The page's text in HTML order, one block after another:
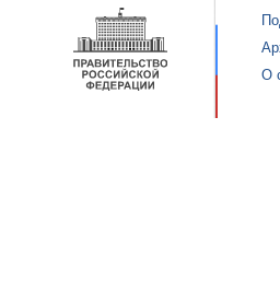
О